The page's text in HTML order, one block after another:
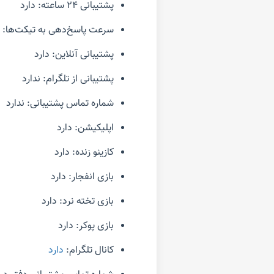
پشتیبانی ۲۴ ساعته: دارد
سرعت پاسخ‌دهی به
پشتیبانی آنلاین: دارد
پشتیبانی از تلگرام: ندارد
شماره تماس پشتیبانی: ندارد
اپلیکیشن: دارد
کازینو زنده: دارد
بازی انفجار: دارد
بازی تخته نرد: دارد
بازی پوکر: دارد
کانال تلگرام: دارد